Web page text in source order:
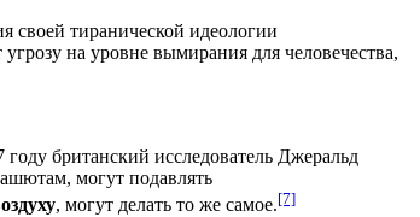
тиранической идеологии
на уровне вымирания для человечества,
году британский исследователь Джеральд
могут подавлять
, могут делать то же самое.[7]